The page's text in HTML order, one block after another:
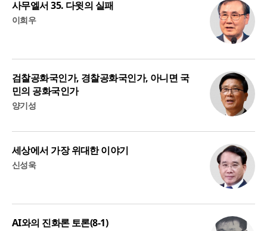
사무엘서 35. 다윗의 실패
이희우
검찰공화국인가, 경찰공화국인가, 아니면 국
민의 공화국인가
양기성
세상에서 가장 위대한 이야기
신성욱
AI와의 진화론 토론(8-1)